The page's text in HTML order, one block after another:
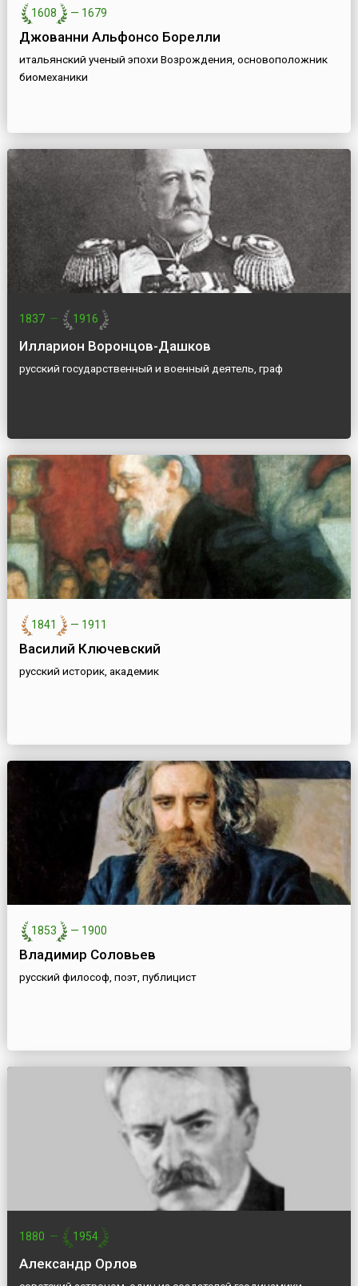
1608 — 1679
Джованни Альфонсо Борелли
итальянский ученый эпохи Возрождения, основоположник
биомеханики
1837 — 1916
Илларион Воронцов-Дашков
русский государственный и военный деятель, граф
1841 — 1911
Василий Ключевский
русский историк, академик
1853 — 1900
Владимир Соловьев
русский философ, поэт, публицист
1880 — 1954
Александр Орлов